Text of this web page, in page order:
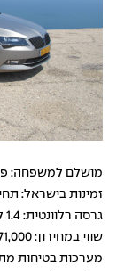
מושלם למשפחה:
זמינות בישראל: תחילת
גרסה רלוונטית: 1.4 ליטר, 'טרנדליין'
שווי במחירון: 71,000 ₪ (2017)
מערכות בטיחות